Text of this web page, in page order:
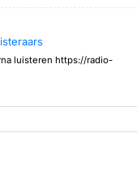
luisteren https://radio-